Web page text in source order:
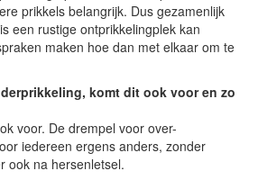
prikkels belangrijk. Dus gezamenlijk
een rustige ontprikkelingplek kan
maken hoe dan met elkaar om te
komt dit ook voor en zo
voor. De drempel voor over-
iedereen ergens anders, zonder
ook na hersenletsel.